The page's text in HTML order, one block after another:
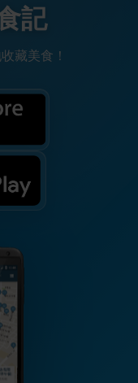
記
藏美食！